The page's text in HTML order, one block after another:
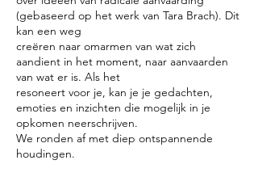
(gebaseerd op het werk van Tara Brach). Dit
kan een weg
creëren naar omarmen van wat zich
aandient in het moment, naar aanvaarden
van wat er is. Als het
resoneert voor je, kan je je gedachten,
emoties en inzichten die mogelijk in je
opkomen neerschrijven.
We ronden af met diep ontspannende
houdingen.